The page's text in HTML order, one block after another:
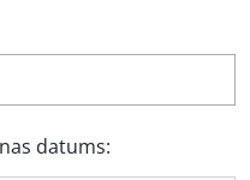
datums: